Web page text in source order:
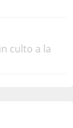
culto a la